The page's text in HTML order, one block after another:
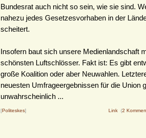
Bundesrat auch nicht so sein, wie sie sind.
nahezu jedes Gesetzesvorhaben in der
scheitert.
Insofern baut sich unsere Medienlandschaft
schönsten Luftschlösser. Fakt ist: Es gibt
große Koalition oder aber Neuwahlen.
neuesten Umfrageergebnissen für die Union
unwahrscheinlich ...
[Politeskes] Link (2